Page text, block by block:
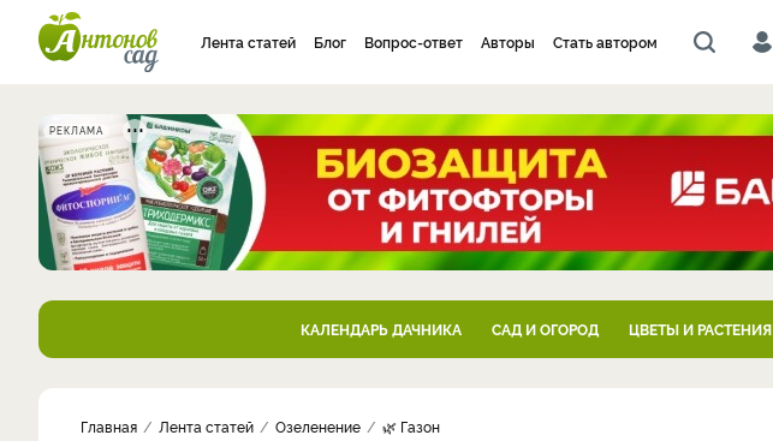
Лента статей Блог Вопрос-ответ Авторы Стать автором
РЕКЛАМА
КАЛЕНДАРЬ ДАЧНИКА САД И ОГОРОД ЦВЕТЫ И РАСТЕНИЯ
Главная Лента статей Озеленение 🌿 Газон